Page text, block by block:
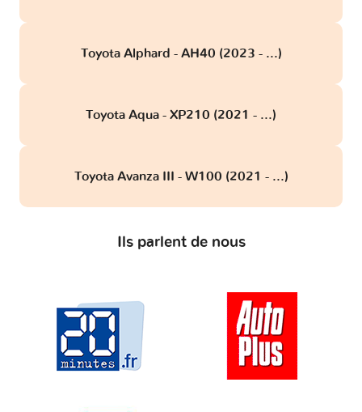
Toyota Alphard - AH40 (2023 - ...)
Toyota Aqua - XP210 (2021 - ...)
Toyota Avanza III - W100 (2021 - ...)
Ils parlent de nous